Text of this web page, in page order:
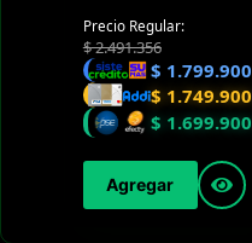
Precio Regular:
$2.491.356
$ 1.799.900
$ 1.749.900
$ 1.699.900
Agregar